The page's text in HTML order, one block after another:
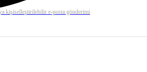
kişiselleştirilebilir e-posta gönderimi